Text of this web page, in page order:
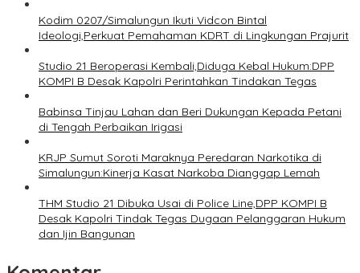
Kodim 0207/Simalungun Ikuti Vidcon Bintal
Ideologi,Perkuat Pemahaman KDRT di Lingkungan Prajurit
Studio 21 Beroperasi Kembali,Diduga Kebal Hukum:DPP
KOMPI B Desak Kapolri Perintahkan Tindakan Tegas
Babinsa Tinjau Lahan dan Beri Dukungan Kepada Petani
di Tengah Perbaikan Irigasi
KRJP Sumut Soroti Maraknya Peredaran Narkotika di
Simalungun:Kinerja Kasat Narkoba Dianggap Lemah
THM Studio 21 Dibuka Usai di Police Line,DPP KOMPI B
Desak Kapolri Tindak Tegas Dugaan Pelanggaran Hukum
dan Ijin Bangunan